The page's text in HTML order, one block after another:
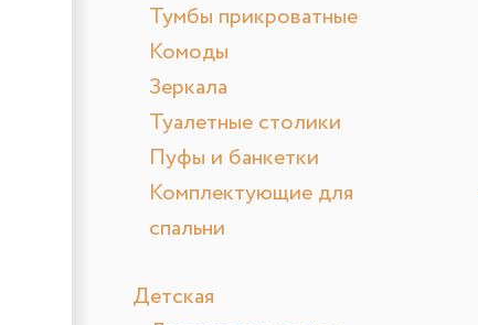
Тумбы прикроватные
Комоды
Зеркала
Туалетные столики
Пуфы и банкетки
Комплектующие для
спальни
Детская